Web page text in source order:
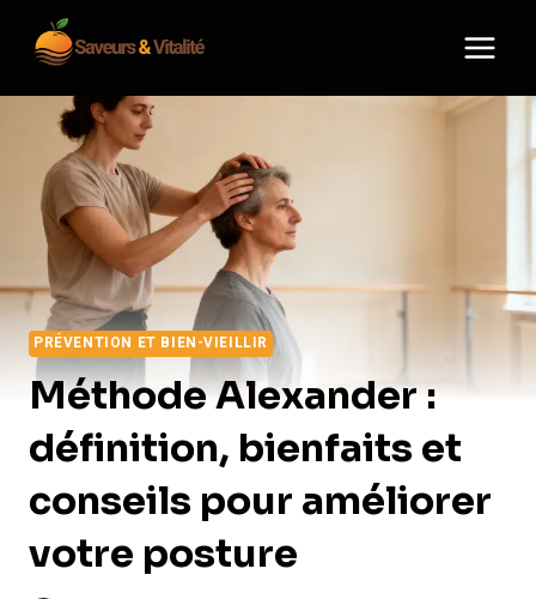
contenu
PRÉVENTION ET BIEN-VIEILLIR
Méthode Alexander :
définition, bienfaits et
conseils pour améliorer
votre posture